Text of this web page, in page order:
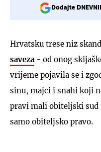
Dodajte
Hrvatsku trese niz
saveza - od onog
vrijeme pojavila se i
sinu, majci i snahi koji
pravi mali obiteljski
samo obiteljsko pravo.